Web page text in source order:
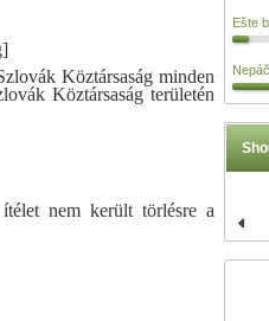
Ešte
Köztársaság minden
Köztársaság területén
ítélet nem került törlésre a